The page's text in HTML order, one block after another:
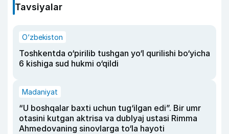
Tavsiyalar
O‘zbekiston
Toshkentda o‘pirilib tushgan yo‘l qurilishi bo‘yicha
6 kishiga sud hukmi o‘qildi
Madaniyat
“U boshqalar baxti uchun tug‘ilgan edi”. Bir umr
otasini kutgan aktrisa va dublyaj ustasi Rimma
Ahmedovaning sinovlarga to‘la hayoti